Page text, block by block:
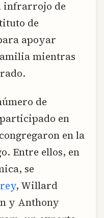
infrarrojo de
de
apoyar
mientras
de
en
en la
Entre ellos, en
se
, Willard
y Anthony